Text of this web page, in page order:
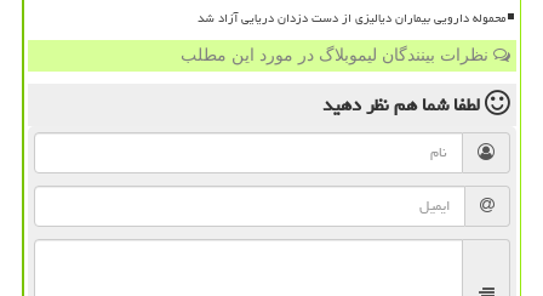
محموله دارویی بیماران دیالیزی از دست دزدان دریایی آزاد شد
نظرات بینندگان لیموبلاگ در مورد این مطلب
لطفا شما همنظر دهید